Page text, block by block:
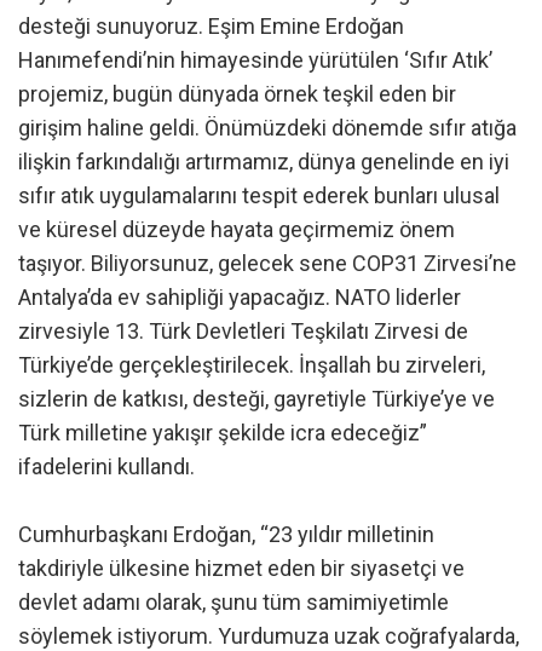
desteği sunuyoruz. Eşim Emine Erdoğan
Hanımefendi’nin himayesinde yürütülen ‘Sıfır Atık’
projemiz, bugün dünyada örnek teşkil eden bir
girişim haline geldi. Önümüzdeki dönemde sıfır atığa
ilişkin farkındalığı artırmamız, dünya genelinde en iyi
sıfır atık uygulamalarını tespit ederek bunları ulusal
ve küresel düzeyde hayata geçirmemiz önem
taşıyor. Biliyorsunuz, gelecek sene COP31 Zirvesi’ne
Antalya’da ev sahipliği yapacağız. NATO liderler
zirvesiyle 13. Türk Devletleri Teşkilatı Zirvesi de
Türkiye’de gerçekleştirilecek. İnşallah bu zirveleri,
sizlerin de katkısı, desteği, gayretiyle Türkiye’ye ve
Türk milletine yakışır şekilde icra edeceğiz”
ifadelerini kullandı.
Cumhurbaşkanı Erdoğan, “23 yıldır milletinin
takdiriyle ülkesine hizmet eden bir siyasetçi ve
devlet adamı olarak, şunu tüm samimiyetimle
söylemek istiyorum. Yurdumuza uzak coğrafyalarda,